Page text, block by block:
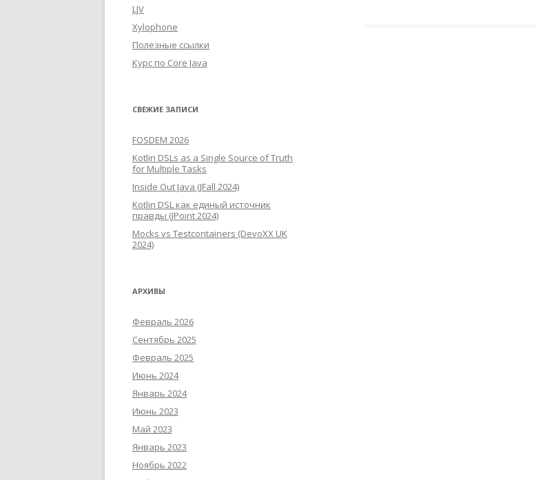
LJV
Xylophone
Полезные ссылки
Курс по Core Java
СВЕЖИЕ ЗАПИСИ
FOSDEM 2026
Kotlin DSLs as a Single Source of Truth
for Multiple Tasks
Inside Out Java (JFall 2024)
Kotlin DSL как единый источник
правды (JPoint 2024)
Mocks vs Testcontainers (DevoXX UK
2024)
АРХИВЫ
Февраль 2026
Сентябрь 2025
Февраль 2025
Июнь 2024
Январь 2024
Июнь 2023
Май 2023
Январь 2023
Ноябрь 2022